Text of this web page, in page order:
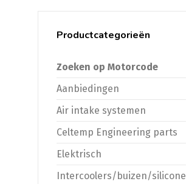
Productcategorieën
Zoeken op Motorcode
Aanbiedingen
Air intake systemen
Celtemp Engineering parts
Elektrisch
Intercoolers/buizen/silicone